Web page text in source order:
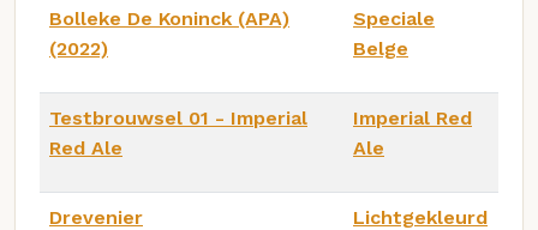
Bolleke De Koninck (APA)
(2022)
Speciale
Belge
Testbrouwsel 01 - Imperial
Red Ale
Imperial Red
Ale
Drevenier
Lichtgekleurd